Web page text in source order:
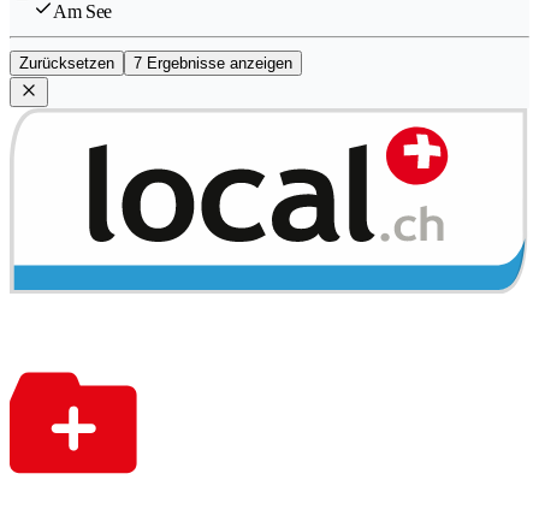
Am See
Zurücksetzen 7 Ergebnisse anzeigen